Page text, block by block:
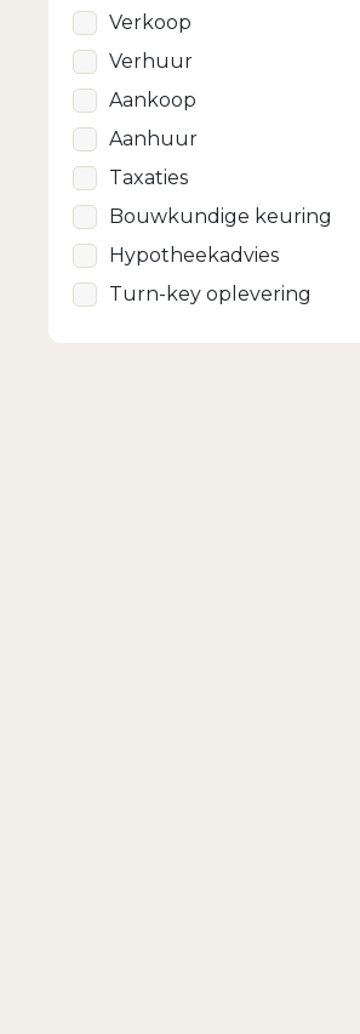
Verkoop
Verhuur
Aankoop
Aanhuur
Taxaties
Bouwkundige keuring
Hypotheekadvies
Turn-key oplevering